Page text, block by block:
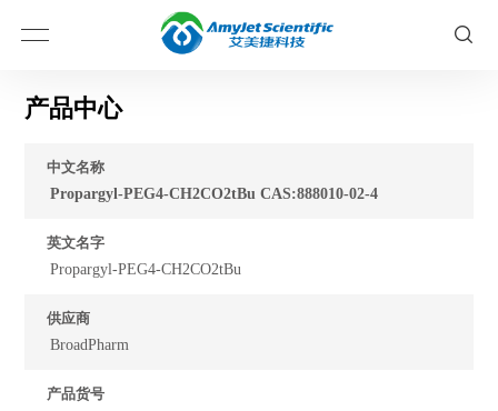
产品中心
中文名称
Propargyl-PEG4-CH2CO2tBu CAS:888010-02-4
英文名字
Propargyl-PEG4-CH2CO2tBu
供应商
BroadPharm
产品货号